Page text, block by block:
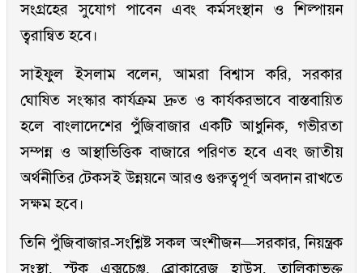
সংগ্রহের সুযোগ পাবেন এবং কর্মসংস্থান ও শিল্পায়ন
ত্বরান্বিত হবে।
সাইফুল ইসলাম বলেন, আমরা বিশ্বাস করি, সরকার
ঘোষিত সংস্কার কার্যক্রম দ্রুত ও কার্যকরভাবে বাস্তবায়িত
হলে বাংলাদেশের পুঁজিবাজার একটি আধুনিক, গভীরতা
সম্পন্ন ও আস্থাভিত্তিক বাজারে পরিণত হবে এবং জাতীয়
অর্থনীতির টেকসই উন্নয়নে আরও গুরুত্বপূর্ণ অবদান রাখতে
সক্ষম হবে।
তিনি পুঁজিবাজার-সংশ্লিষ্ট সকল অংশীজন—সরকার, নিয়ন্ত্রক
সংস্থা, স্টক এক্সচেঞ্জ, ব্রোকারেজ হাউস, তালিকাভুক্ত